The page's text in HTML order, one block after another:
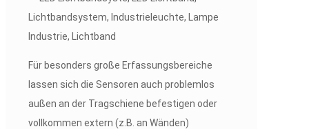
Für besonders große Erfassungsbereiche
lassen sich die Sensoren auch problemlos
außen an der Tragschiene befestigen oder
vollkommen extern (z.B. an Wänden)